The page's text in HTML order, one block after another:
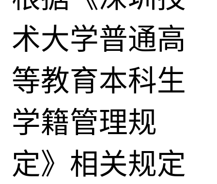
术大学普通高
等教育本科生
学籍管理规
定》相关规定